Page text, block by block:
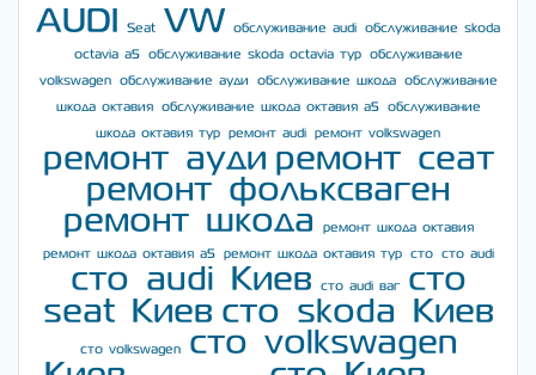
AUDI Seat VW обслуживание audi
обслуживание skoda
octavia a5
обслуживание skoda octavia тур
обслуживание
volkswagen
обслуживание ауди обслуживание шкода
обслуживание
шкода октавия
обслуживание шкода октавия а5
обслуживание
шкода октавия тур
ремонт audi ремонт volkswagen
ремонт ауди ремонт сеат
ремонт фольксваген
ремонт шкода
ремонт шкода октавия
ремонт шкода октавия а5
ремонт шкода октавия тур сто сто audi
сто audi Киев сто audi ваг
сто
seat Киев сто skoda Киев
сто volkswagen
сто volkswagen